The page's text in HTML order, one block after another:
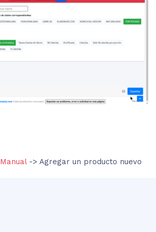
Manual-> Agregar un producto nuevo